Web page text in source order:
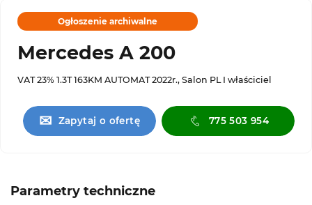
Ogłoszenie archiwalne
Mercedes A 200
VAT 23% 1.3T 163KM AUTOMAT 2022r., Salon PL I właściciel
✉ Zapytaj o ofertę 775 503 954
Parametry techniczne